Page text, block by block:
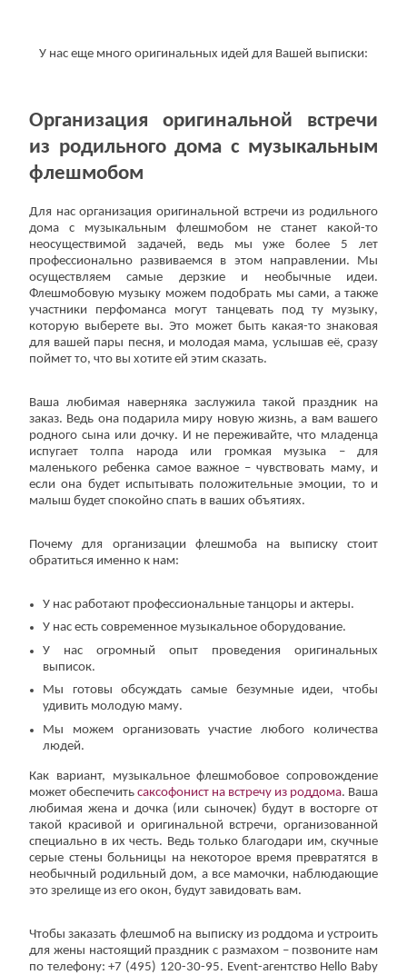
У нас еще много оригинальных идей для Вашей выписки:
Организация оригинальной встречи
из родильного дома с музыкальным
флешмобом
Для нас организация оригинальной встречи из родильного
дома с музыкальным флешмобом не станет какой-то
неосуществимой задачей, ведь мы уже более 5 лет
профессионально развиваемся в этом направлении. Мы
осуществляем самые дерзкие и необычные идеи.
Флешмобовую музыку можем подобрать мы сами, а также
участники перфоманса могут танцевать под ту музыку,
которую выберете вы. Это может быть какая-то знаковая
для вашей пары песня, и молодая мама, услышав её, сразу
поймет то, что вы хотите ей этим сказать.
Ваша любимая наверняка заслужила такой праздник на
заказ. Ведь она подарила миру новую жизнь, а вам вашего
родного сына или дочку. И не переживайте, что младенца
испугает толпа народа или громкая музыка – для
маленького ребенка самое важное – чувствовать маму, и
если она будет испытывать положительные эмоции, то и
малыш будет спокойно спать в ваших объятиях.
Почему для организации флешмоба на выписку стоит
обратиться именно к нам:
У нас работают профессиональные танцоры и актеры.
У нас есть современное музыкальное оборудование.
У нас огромный опыт проведения оригинальных
выписок.
Мы готовы обсуждать самые безумные идеи, чтобы
удивить молодую маму.
Мы можем организовать участие любого количества
людей.
Как вариант, музыкальное флешмобовое сопровождение
может обеспечить саксофонист на встречу из роддома. Ваша
любимая жена и дочка (или сыночек) будут в восторге от
такой красивой и оригинальной встречи, организованной
специально в их честь. Ведь только благодари им, скучные
серые стены больницы на некоторое время превратятся в
необычный родильный дом, а все мамочки, наблюдающие
это зрелище из его окон, будут завидовать вам.
Чтобы заказать флешмоб на выписку из роддома и устроить
для жены настоящий праздник с размахом – позвоните нам
по телефону: +7 (495) 120-30-95. Event-агентство Hello Baby